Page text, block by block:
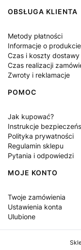
OBSŁUGA KLIENTA
Metody płatności
Informacje o produkcie
Czas i koszty dostawy
Czas realizacji
Zwroty i reklamacje
POMOC
Jak kupować?
Instrukcje
Polityka prywatności
Regulamin sklepu
Pytania i odpowiedzi
MOJE KONTO
Twoje zamówienia
Ustawienia konta
Ulubione